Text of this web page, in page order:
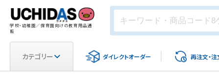
学校・幼稚園／保育園向けの教育用品通
販
カテゴリー ダイレクトオーダー 再注文・注